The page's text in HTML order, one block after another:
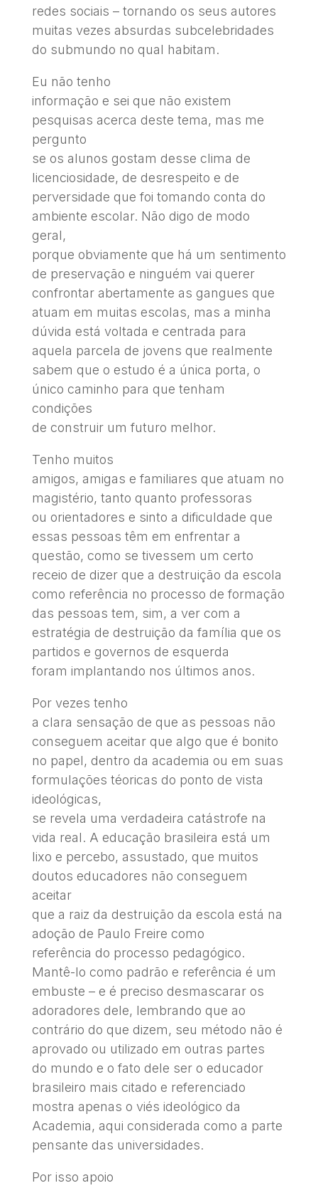
redes sociais – tornando os seus autores
muitas vezes absurdas subcelebridades
do submundo no qual habitam.
Eu não tenho
informação e sei que não existem
pesquisas acerca deste tema, mas me
pergunto
se os alunos gostam desse clima de
licenciosidade, de desrespeito e de
perversidade que foi tomando conta do
ambiente escolar. Não digo de modo
geral,
porque obviamente que há um sentimento
de preservação e ninguém vai querer
confrontar abertamente as gangues que
atuam em muitas escolas, mas a minha
dúvida está voltada e centrada para
aquela parcela de jovens que realmente
sabem que o estudo é a única porta, o
único caminho para que tenham
condições
de construir um futuro melhor.
Tenho muitos
amigos, amigas e familiares que atuam no
magistério, tanto quanto professoras
ou orientadores e sinto a dificuldade que
essas pessoas têm em enfrentar a
questão, como se tivessem um certo
receio de dizer que a destruição da escola
como referência no processo de formação
das pessoas tem, sim, a ver com a
estratégia de destruição da família que os
partidos e governos de esquerda
foram implantando nos últimos anos.
Por vezes tenho
a clara sensação de que as pessoas não
conseguem aceitar que algo que é bonito
no papel, dentro da academia ou em suas
formulações téoricas do ponto de vista
ideológicas,
se revela uma verdadeira catástrofe na
vida real. A educação brasileira está um
lixo e percebo, assustado, que muitos
doutos educadores não conseguem
aceitar
que a raiz da destruição da escola está na
adoção de Paulo Freire como
referência do processo pedagógico.
Mantê-lo como padrão e referência é um
embuste – e é preciso desmascarar os
adoradores dele, lembrando que ao
contrário do que dizem, seu método não é
aprovado ou utilizado em outras partes
do mundo e o fato dele ser o educador
brasileiro mais citado e referenciado
mostra apenas o viés ideológico da
Academia, aqui considerada como a parte
pensante das universidades.
Por isso apoio